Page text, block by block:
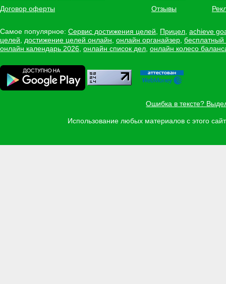
Договор оферты
Отзывы
Самое популярное: Сервис достижения целей Прицел achieve
целей
достижение целей онлайн онлайн органайзер
онлайн календарь 2026 онлайн список дел онлайн колесо
Ошибка в тексте?
Использование любых материалов с этого